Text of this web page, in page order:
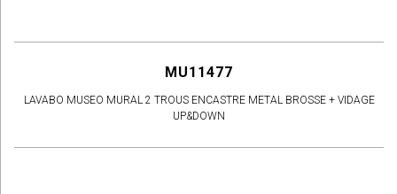
MU11477
LAVABO MUSEO MURAL 2 TROUS ENCASTRE METAL BROSSE + VIDAGE
UP&DOWN